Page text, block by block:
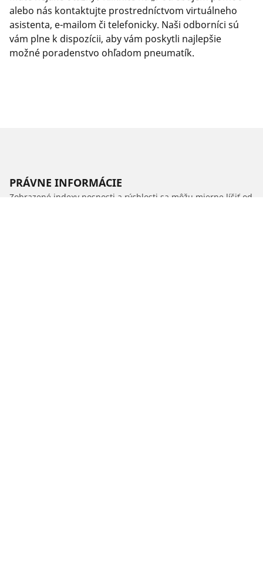
alebo nás kontaktujte prostredníctvom virtuálneho
asistenta, e-mailom či telefonicky. Naši odborníci sú
vám plne k dispozícii, aby vám poskytli najlepšie
možné poradenstvo ohľadom pneumatík.
PRÁVNE INFORMÁCIE
Zobrazené indexy nosnosti a rýchlosti sa môžu mierne líšiť od